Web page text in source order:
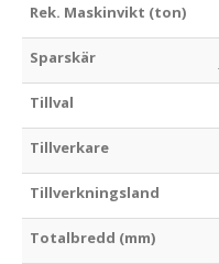
Rek. Maskinvikt (ton)
Sparskär
Tillval
Tillverkare
Tillverkningsland
Totalbredd (mm)